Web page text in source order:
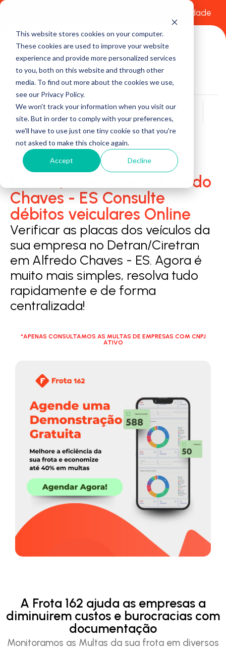
This website stores cookies on your computer.
These cookies are used to improve your website
experience and provide more personalized services
to you, both on this website and through other
media. To find out more about the cookies we use,
see our Privacy Policy.
We won't track your information when you visit our
site. But in order to comply with your preferences,
we'll have to use just one tiny cookie so that you're
not asked to make this choice again.
Accept Decline
Política de Privacidade
Buscar
Detran/Ciretran em Alfredo
Chaves - ES Consulte
débitos veiculares Online
Verificar as placas dos veículos da
sua empresa no Detran/Ciretran
em Alfredo Chaves - ES. Agora é
muito mais simples, resolva tudo
rapidamente e de forma
centralizada!
*APENAS CONSULTAMOS AS MULTAS DE EMPRESAS COM CNPJ
ATIVO
A Frota 162 ajuda as empresas a
diminuirem custos e burocracias com
documentação
Monitoramos as Multas da sua frota em diversos